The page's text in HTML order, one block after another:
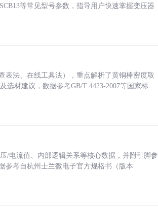
等常见型号参数，指导用户快速掌握变压器
表法、在线工具法），重点解析了黄铜棒密度取
选材建议，数据参考GB/T 4423-2007等国家标
/电流值、内部逻辑关系等核心数据，并附引脚参
参考自杭州士兰微电子官方规格书（版本